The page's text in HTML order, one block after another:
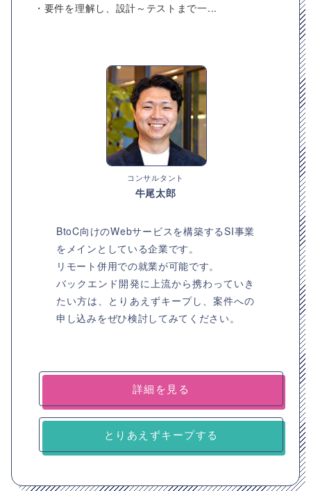
・要件を理解し、設計～テストまで一...
コンサルタント
牛尾太郎
BtoC向けのWebサービスを構築するSI事業
をメインとしている企業です。
リモート併用での就業が可能です。
バックエンド開発に上流から携わっていき
たい方は、とりあえずキープし、案件への
申し込みをぜひ検討してみてください。
詳細を見る
とりあえずキープする